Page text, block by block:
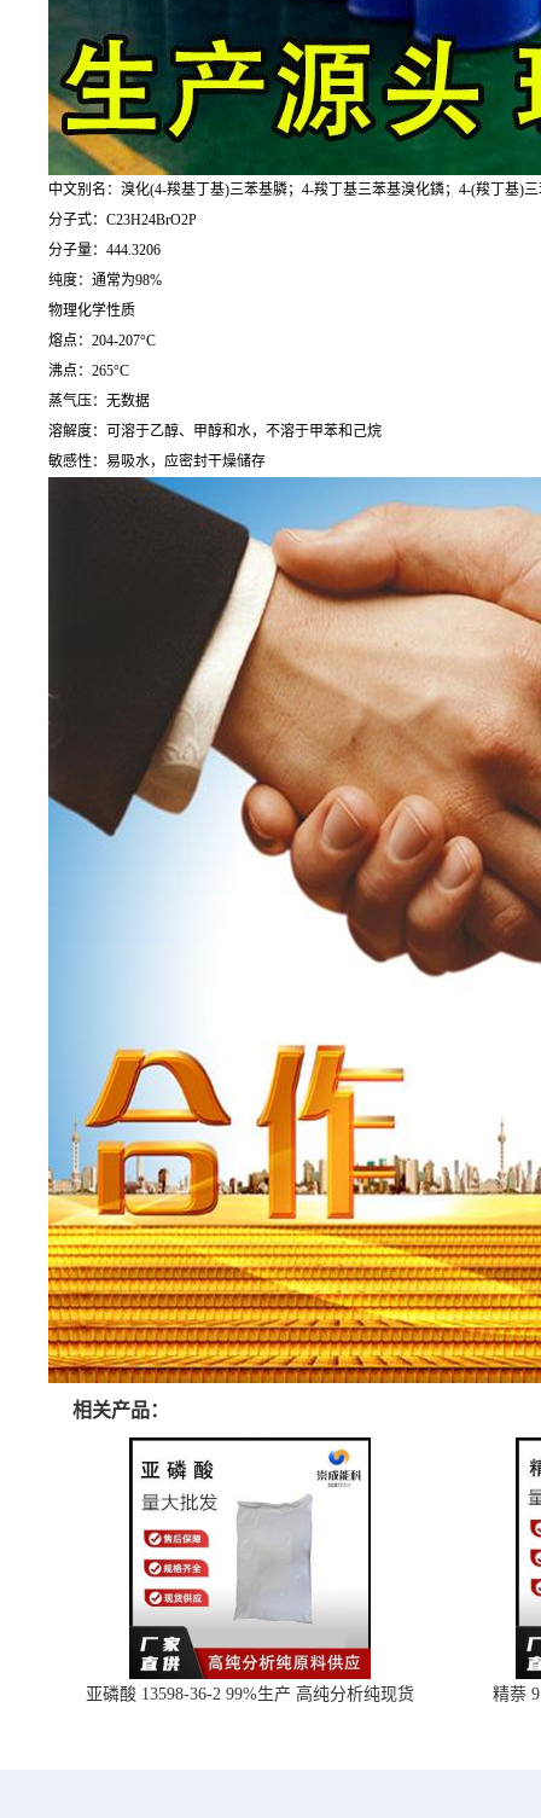
中文别名：溴化(4-羧基丁基)三苯基膦；4-羧丁基三苯基溴化鏻；4-(羧丁基)
分子式：C23H24BrO2P
分子量：444.3206
纯度：通常为98%
物理化学性质
熔点：204-207°C
沸点：265°C
蒸气压：无数据
溶解度：可溶于乙醇、甲醇和水，不溶于甲苯和己烷
敏感性：易吸水，应密封干燥储存
相关产品：
亚磷酸 13598-36-2 99%生产 高纯分析纯现货 精萘